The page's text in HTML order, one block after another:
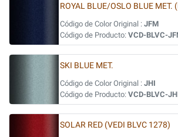
ROYAL BLUE/OSLO BLUE MET.
Código de Color Original : JFM
Código de Producto: VCD-BLVC-
SKI BLUE MET.
Código de Color Original : JHI
Código de Producto: VCD-BLVC-
SOLAR RED (VEDI BLVC 1278)